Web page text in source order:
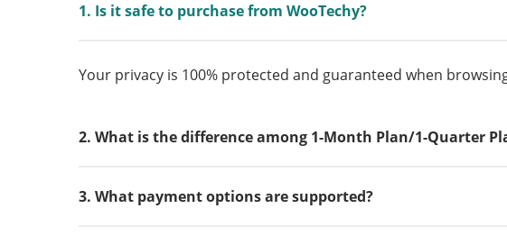
1. Is it safe to purchase from WooTechy?
Your privacy is 100% protected and guaranteed when
2. What is the difference among 1-Month Plan/1-Quarter
3. What payment options are supported?